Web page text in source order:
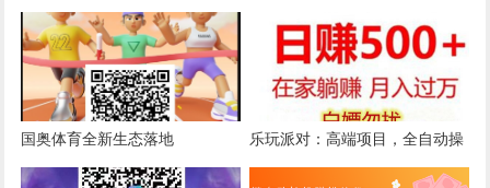
右，多号翻倍，模式跟关注兔和
赞小赚一样
国奥体育全新生态落地
乐玩派对：高端项目，全自动操